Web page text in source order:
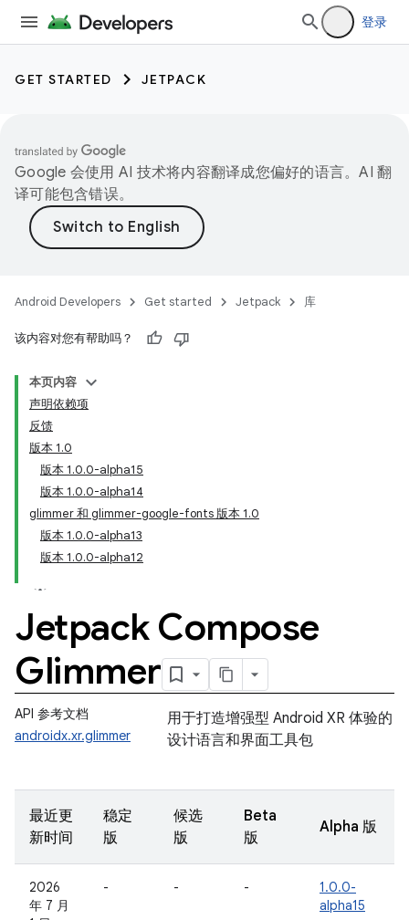
登录
GET STARTED JETPACK
Google 会使用 AI 技术将内容翻译成您偏好的语言。AI 翻
译可能包含错误。
Android Developers Get started Jetpack 库
该内容对您有帮助吗？
本页内容
声明依赖项
反馈
版本 1.0
版本 1.0.0-alpha15
版本 1.0.0-alpha14
glimmer 和 glimmer-google-fonts 版本 1.0
版本 1.0.0-alpha13
版本 1.0.0-alpha12
Jetpack Compose
Glimmer
API 参考文档
androidx.xr.glimmer
用于打造增强型 Android XR 体验的
设计语言和界面工具包
最近更
新时间
稳定
版
候选
版
Beta
版
Alpha 版
2026
年 7 月
- - -
1.0.0-
alpha15